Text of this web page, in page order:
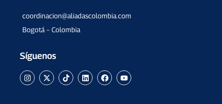
coordinacion@aliadascolombia.com
Bogotá – Colombia
Síguenos